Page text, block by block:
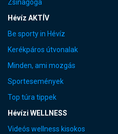
Zsinagóga
Hévíz AKTÍV
Be sporty in Hévíz
Kerékpáros útvonalak
Minden, ami mozgás
Sportesemények
Top túra tippek
Hévízi WELLNESS
Videós wellness kisokos